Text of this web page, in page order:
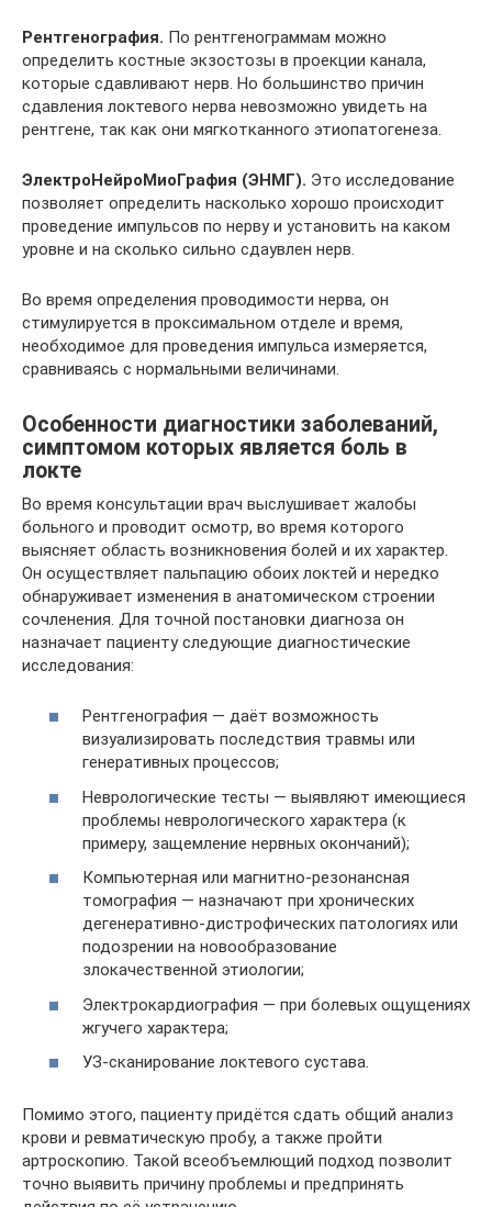
Рентгенография. По рентгенограммам можно
определить костные экзостозы в проекции канала,
которые сдавливают нерв. Но большинство причин
сдавления локтевого нерва невозможно увидеть на
рентгене, так как они мягкотканного этиопатогенеза.
ЭлектроНейроМиоГрафия (ЭНМГ). Это исследование
позволяет определить насколько хорошо происходит
проведение импульсов по нерву и установить на каком
уровне и на сколько сильно сдаувлен нерв.
Во время определения проводимости нерва, он
стимулируется в проксимальном отделе и время,
необходимое для проведения импульса измеряется,
сравниваясь с нормальными величинами.
Особенности диагностики заболеваний,
симптомом которых является боль в
локте
Во время консультации врач выслушивает жалобы
больного и проводит осмотр, во время которого
выясняет область возникновения болей и их характер.
Он осуществляет пальпацию обоих локтей и нередко
обнаруживает изменения в анатомическом строении
сочленения. Для точной постановки диагноза он
назначает пациенту следующие диагностические
исследования:
Рентгенография — даёт возможность
визуализировать последствия травмы или
генеративных процессов;
Неврологические тесты — выявляют имеющиеся
проблемы неврологического характера (к
примеру, защемление нервных окончаний);
Компьютерная или магнитно-резонансная
томография — назначают при хронических
дегенеративно-дистрофических патологиях или
подозрении на новообразование
злокачественной этиологии;
Электрокардиография — при болевых ощущениях
жгучего характера;
УЗ-сканирование локтевого сустава.
Помимо этого, пациенту придётся сдать общий анализ
крови и ревматическую пробу, а также пройти
артроскопию. Такой всеобъемлющий подход позволит
точно выявить причину проблемы и предпринять